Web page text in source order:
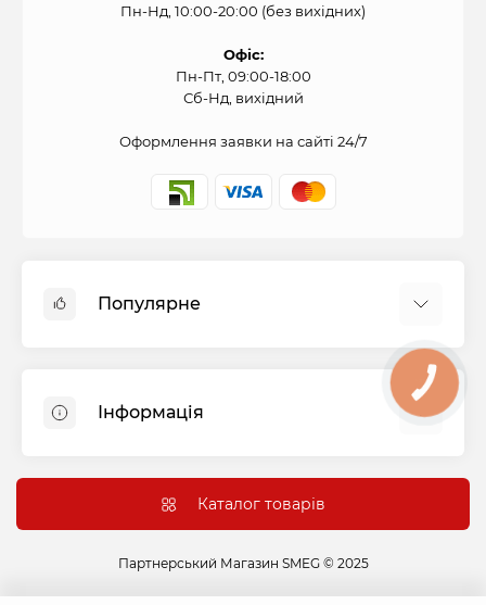
Пн-Нд, 10:00-20:00 (без вихідних)
Офіс:
Пн-Пт, 09:00-18:00
Сб-Нд, вихідний
Оформлення заявки на сайті 24/7
Популярне
Варильні панелі
Витяжки
Посудомийні машини
Варильні центри
Інформація
Гарантія та сервіс
Каталог товарів
Партнерський Магазин SMEG © 2025
КНОПКА
СВЯЗИ